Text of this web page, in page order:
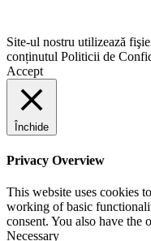
Site-ul nostru utilizează
conținutul Politicii de
Accept
Închide
Privacy Overview
This website uses cookies
working of basic
consent. You also have the
Necessary